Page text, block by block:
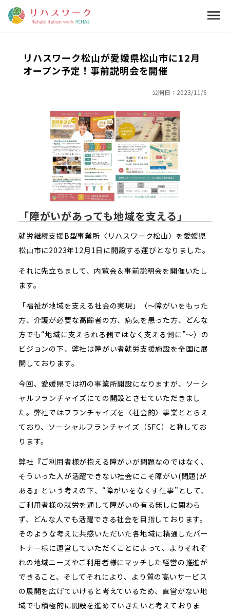
menu
リハスワーク松山が愛媛県松山市に12月
オープン予定！事前説明会を開催
公開日： 2023/11/6
「障がいがあっても地域を支える」
就労継続支援B型事業所〈リハスワーク松山〉を愛媛県
松山市に2023年12月1日に開設する運びとなりました。
それに先立ちまして、内覧会＆事前説明会を開催いたし
ます。
「福祉が地域を支える社会の実現」（～障がいをもった
方、介護が必要な高齢者の方、病気を患った方、どんな
方でも“地域に支えられる側ではなく支える側に”～）の
ビジョンの下、弊社は障がい者就労支援施設を全国に展
開しております。
今回、愛媛県では初の事業所開設になりますが、ソーシ
ャルフランチャイズにての開設とさせていただきまし
た。弊社ではフランチャイズを〈社会的〉事業ととらえ
ており、ソーシャルフランチャイズ（SFC）と称してお
ります。
弊社『ご利用者様が抱える障がいが問題なのではなく、
そういった人が活躍できない社会にこそ障がい(問題)が
ある』という考えの下、“障がいをなくす仕事”として、
ご利用者様の就労を通して障がいの有る無しに関わら
ず、どんな人でも活躍できる社会を目指しております。
そのような考えに共感いただいた各地域に精通したパー
トナー様に運営していただくことによって、よりそれぞ
れの地域ニーズやご利用者様にマッチした経営の推進が
できること、そしてそれにより、より質の高いサービス
の展開を広げていけると考えているため、直営がない地
域でも積極的に開設を進めていきたいと考えておりま